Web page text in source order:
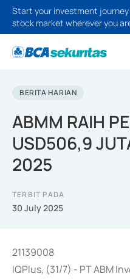
Start your investment
stock market wherever you
BERITA HARIAN
ABMM RAIH
USD506,9
2025
TERBIT PADA
30 July 2025
21139008
IQPlus, (31/7) - PT ABM